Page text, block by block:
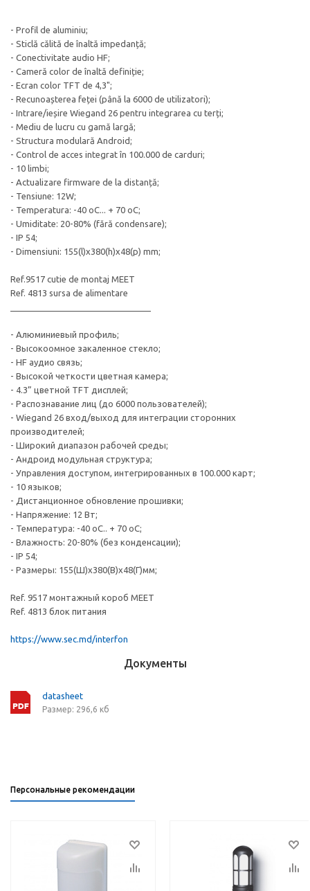
- Profil de aluminiu;
- Sticlă călită de înaltă impedanță;
- Conectivitate audio HF;
- Cameră color de înaltă definiție;
- Ecran color TFT de 4,3";
- Recunoașterea feței (până la 6000 de utilizatori);
- Intrare/ieșire Wiegand 26 pentru integrarea cu terți;
- Mediu de lucru cu gamă largă;
- Structura modulară Android;
- Control de acces integrat în 100.000 de carduri;
- 10 limbi;
- Actualizare firmware de la distanță;
- Tensiune: 12W;
- Temperatura: -40 oC... + 70 oC;
- Umiditate: 20-80% (fără condensare);
- IP 54;
- Dimensiuni: 155(l)x380(h)x48(p) mm;
Ref.9517 cutie de montaj MEET
Ref. 4813 sursa de alimentare
- Алюминиевый профиль;
- Высокоомное закаленное стекло;
- HF аудио связь;
- Высокой четкости цветная камера;
- 4.3” цветной TFT дисплей;
- Распознавание лиц (до 6000 пользователей);
- Wiegand 26 вход/выход для интеграции сторонних
производителей;
- Широкий диапазон рабочей среды;
- Андроид модульная структура;
- Управления доступом, интегрированных в 100.000 карт;
- 10 языков;
- Дистанционное обновление прошивки;
- Напряжение: 12 Вт;
- Температура: -40 oC.. + 70 oC;
- Влажность: 20-80% (без конденсации);
- IP 54;
- Размеры: 155(Ш)х380(В)х48(Г)мм;
Ref. 9517 монтажный короб MEET
Ref. 4813 блок питания
https://www.sec.md/interfon
Документы
datasheet
Размер: 296,6 кб
Персональные рекомендации